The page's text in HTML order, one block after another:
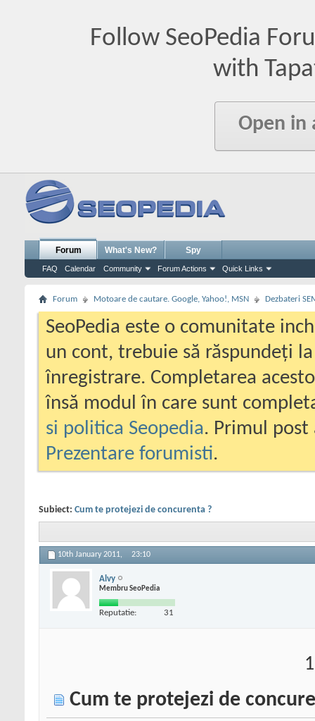
Follow SeoPedia
with
Open in
Forum
FAQ Calendar Community Forum Actions Quick Links
What's New? Spy
Forum Motoare de cautare. Google, Yahoo!, MSN Dezbateri
SeoPedia este o comunitate
un cont, trebuie să răspundeți
înregistrare. Completarea
însă modul în care sunt
si politica Seopedia. Primul
Prezentare forumisti.
Subiect: Cum te protejezi de concurenta ?
10th January 2011, 23:10
Alvy
Membru SeoPedia
Reputatie: 31
Cum te protejezi de